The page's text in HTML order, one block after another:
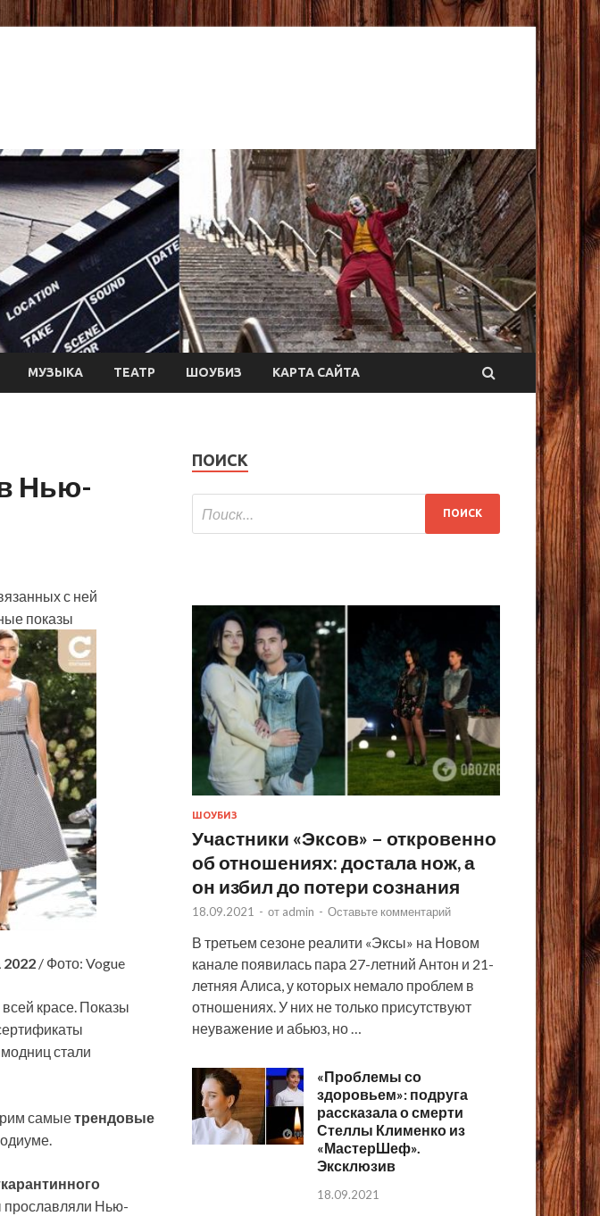
МУЗЫКА ТЕАТР ШОУБИЗ КАРТА САЙТА
Нью-
с ней
показы
/ Фото: Vogue
красе. Показы
стали
самыетрендовые
прославляли Нью-
ПОИСК
ШОУБИЗ
Участники «Эксов» – откровенно
об отношениях: достала нож, а
он избил до потери сознания
18.09.2021 - от admin - Оставьте комментарий
В третьем сезоне реалити «Эксы» на Новом
канале появилась пара 27-летний Антон и 21-
летняя Алиса, у которых немало проблем в
отношениях. У них не только присутствуют
неуважение и абьюз, но …
«Проблемы со
здоровьем»: подруга
рассказала о смерти
Стеллы Клименко из
«МастерШеф».
Эксклюзив
18.09.2021